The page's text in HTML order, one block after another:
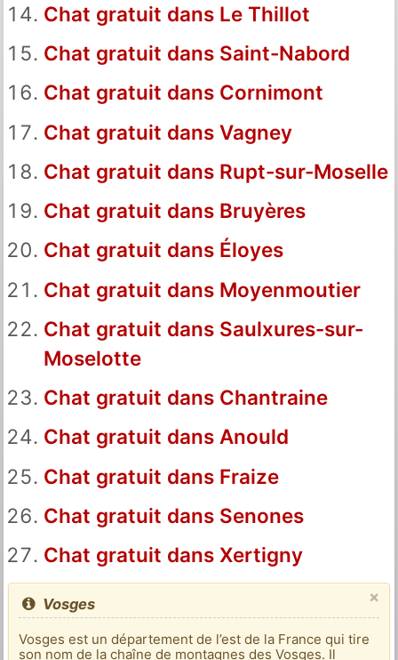
Chat gratuit dans Le Thillot
Chat gratuit dans Saint-Nabord
Chat gratuit dans Cornimont
Chat gratuit dans Vagney
Chat gratuit dans Rupt-sur-Moselle
Chat gratuit dans Bruyères
Chat gratuit dans Éloyes
Chat gratuit dans Moyenmoutier
Chat gratuit dans Saulxures-sur-
Moselotte
Chat gratuit dans Chantraine
Chat gratuit dans Anould
Chat gratuit dans Fraize
Chat gratuit dans Senones
Chat gratuit dans Xertigny
×
Vosges
Vosges est un département de l’est de la France qui tire
son nom de la chaîne de montagnes des Vosges. Il